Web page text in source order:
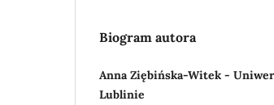
Biogram autora
Anna Ziębińska-Witek -
Lublinie